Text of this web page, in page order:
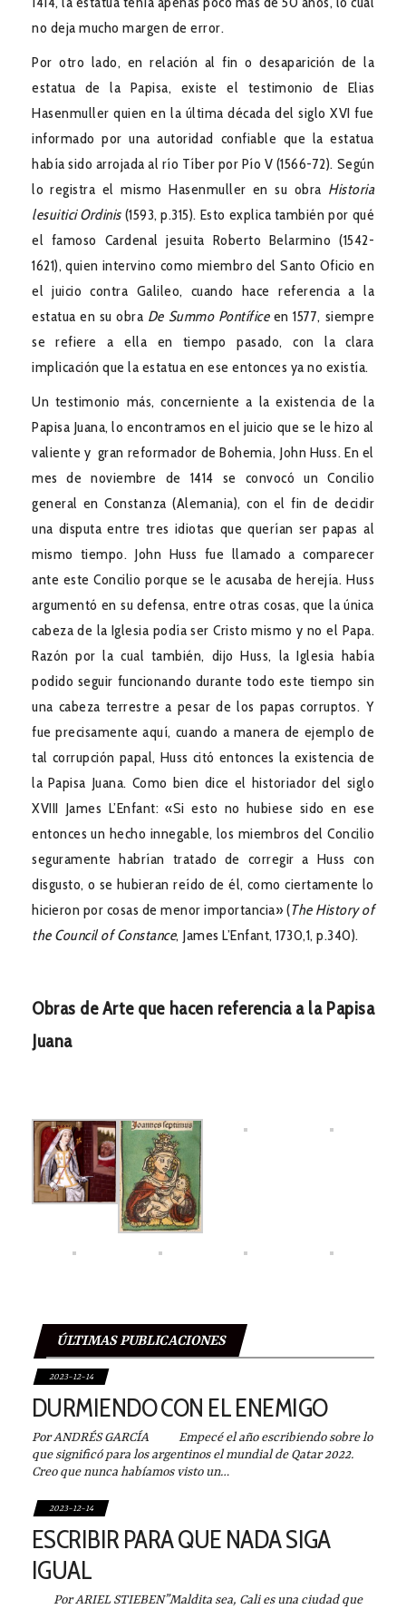
no deja mucho margen de error.
Por otro lado, en relación al fin o desaparición de la
estatua de la Papisa, existe el testimonio de Elias
Hasenmuller quien en la última década del siglo XVI fue
informado por una autoridad confiable que la estatua
había sido arrojada al río Tíber por Pío V (1566-72). Según
lo registra el mismo Hasenmuller en su obra Historia
lesuitici Ordinis(1593, p.315). Esto explica también por qué
el famoso Cardenal jesuita Roberto Belarmino (1542-
1621), quien intervino como miembro del Santo Oficio en
el juicio contra Galileo, cuando hace referencia a la
estatua en su obra De Summo Pontíficeen 1577, siempre
se refiere a ella en tiempo pasado, con la clara
implicación que la estatua en ese entonces ya no existía.
Un testimonio más, concerniente a la existencia de la
Papisa Juana, lo encontramos en el juicio que se le hizo al
valiente y gran reformador de Bohemia, John Huss. En el
mes de noviembre de 1414 se convocó un Concilio
general en Constanza (Alemania), con el fin de decidir
una disputa entre tres idiotas que querían ser papas al
mismo tiempo. John Huss fue llamado a comparecer
ante este Concilio porque se le acusaba de herejía. Huss
argumentó en su defensa, entre otras cosas, que la única
cabeza de la Iglesia podía ser Cristo mismo y no el Papa.
Razón por la cual también, dijo Huss, la Iglesia había
podido seguir funcionando durante todo este tiempo sin
una cabeza terrestre a pesar de los papas corruptos. Y
fue precisamente aquí, cuando a manera de ejemplo de
tal corrupción papal, Huss citó entonces la existencia de
la Papisa Juana. Como bien dice el historiador del siglo
XVIII James L’Enfant: «Si esto no hubiese sido en ese
entonces un hecho innegable, los miembros del Concilio
seguramente habrían tratado de corregir a Huss con
disgusto, o se hubieran reído de él, como ciertamente lo
hicieron por cosas de menor importancia» (The History of
the Council of Constance, James L’Enfant, 1730,1, p.340).
Obras de Arte que hacen referencia a la Papisa
Juana
ÚLTIMAS PUBLICACIONES
2023-12-14
DURMIENDO CON EL ENEMIGO
Por ANDRÉS GARCÍA Empecé el año escribiendo sobre lo
que significó para los argentinos el mundial de Qatar 2022.
Creo que nunca habíamos visto un…
2023-12-14
ESCRIBIR PARA QUE NADA SIGA
IGUAL
Por ARIEL STIEBEN”Maldita sea, Cali es una ciudad que